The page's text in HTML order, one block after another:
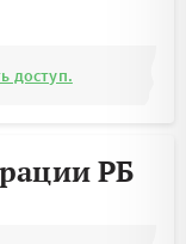
доступ.
РБ